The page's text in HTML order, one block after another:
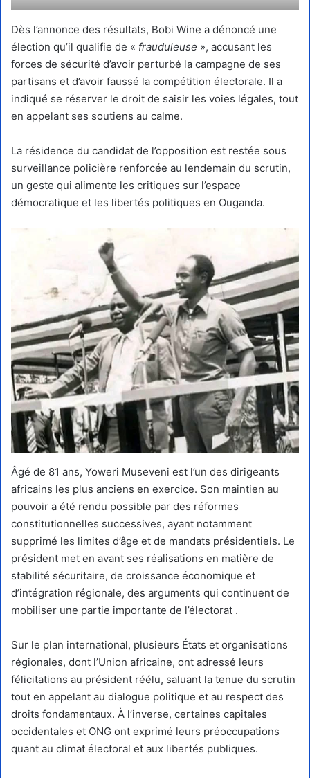
Dès l’annonce des résultats, Bobi Wine a dénoncé une
élection qu’il qualifie de « frauduleuse », accusant les
forces de sécurité d’avoir perturbé la campagne de ses
partisans et d’avoir faussé la compétition électorale. Il a
indiqué se réserver le droit de saisir les voies légales, tout
en appelant ses soutiens au calme.
La résidence du candidat de l’opposition est restée sous
surveillance policière renforcée au lendemain du scrutin,
un geste qui alimente les critiques sur l’espace
démocratique et les libertés politiques en Ouganda.
Âgé de 81 ans, Yoweri Museveni est l’un des dirigeants
africains les plus anciens en exercice. Son maintien au
pouvoir a été rendu possible par des réformes
constitutionnelles successives, ayant notamment
supprimé les limites d’âge et de mandats présidentiels. Le
président met en avant ses réalisations en matière de
stabilité sécuritaire, de croissance économique et
d’intégration régionale, des arguments qui continuent de
mobiliser une partie importante de l’électorat .
Sur le plan international, plusieurs États et organisations
régionales, dont l’Union africaine, ont adressé leurs
félicitations au président réélu, saluant la tenue du scrutin
tout en appelant au dialogue politique et au respect des
droits fondamentaux. À l’inverse, certaines capitales
occidentales et ONG ont exprimé leurs préoccupations
quant au climat électoral et aux libertés publiques.